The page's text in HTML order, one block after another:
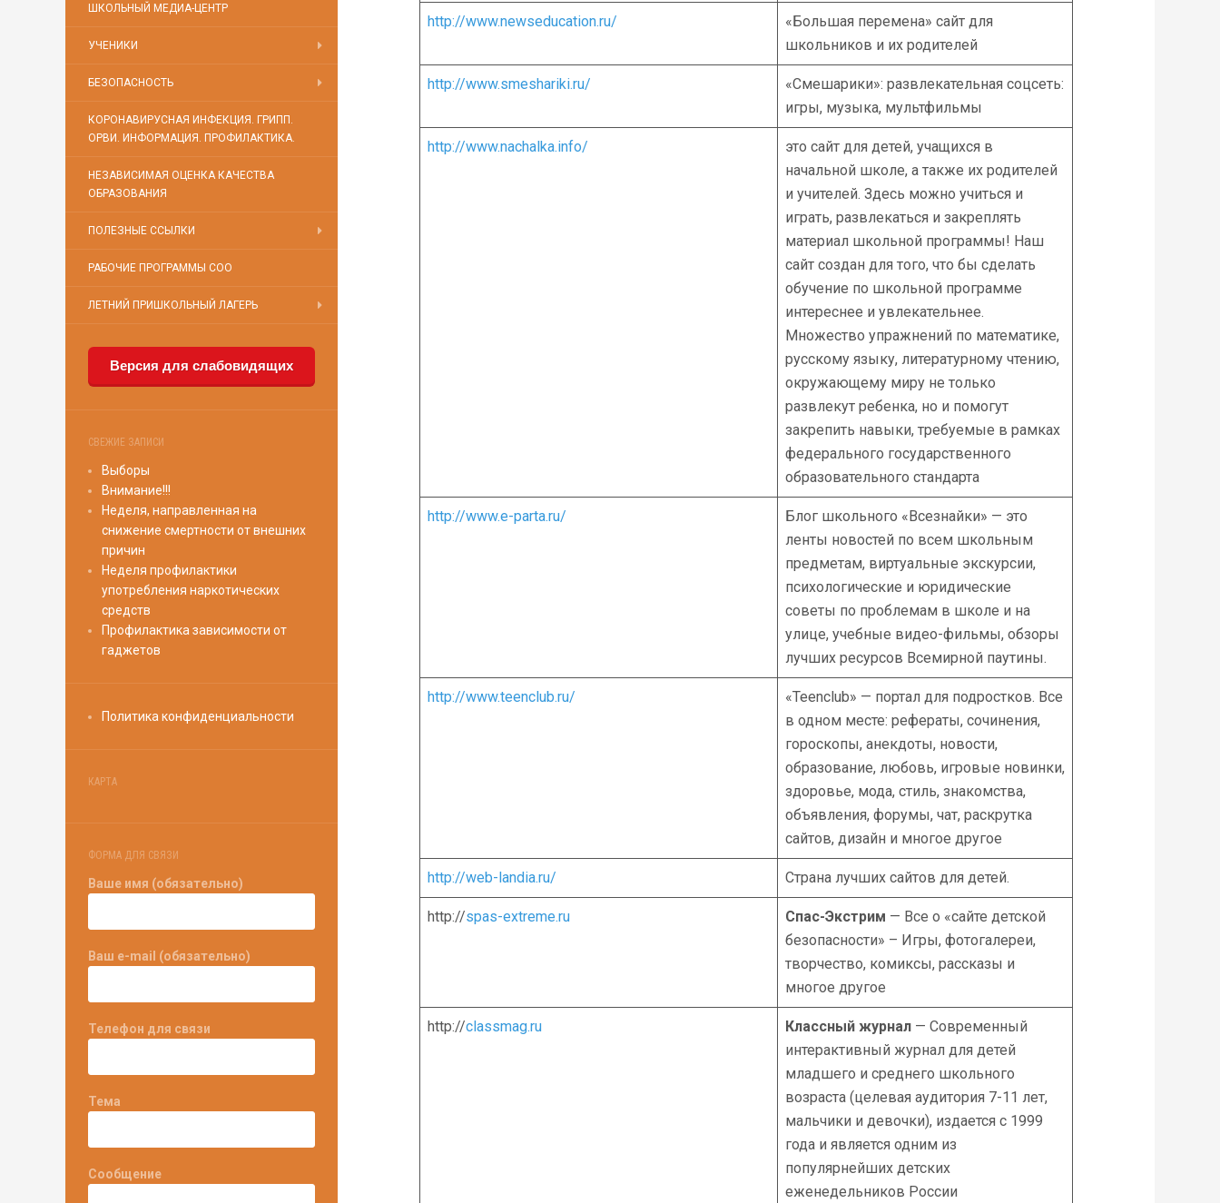
ШКОЛЬНЫЙ МЕДИА-ЦЕНТР
УЧЕНИКИ
БЕЗОПАСНОСТЬ
КОРОНАВИРУСНАЯ ИНФЕКЦИЯ. ГРИПП.
ОРВИ. ИНФОРМАЦИЯ. ПРОФИЛАКТИКА.
НЕЗАВИСИМАЯ ОЦЕНКА КАЧЕСТВА
ОБРАЗОВАНИЯ
ПОЛЕЗНЫЕ ССЫЛКИ
РАБОЧИЕ ПРОГРАММЫ СОО
ЛЕТНИЙ ПРИШКОЛЬНЫЙ ЛАГЕРЬ
Версия для слабовидящих
СВЕЖИЕ ЗАПИСИ
Выборы
Внимание!!!
Неделя, направленная на
снижение смертности от внешних
причин
Неделя профилактики
употребления наркотических
средств
Профилактика зависимости от
гаджетов
Политика конфиденциальности
КАРТА
ФОРМА ДЛЯ СВЯЗИ
Ваше имя (обязательно)
Ваш e-mail (обязательно)
Телефон для связи
Тема
Сообщение
http://www.newseducation.ru/
«Большая перемена» сайт для
школьников и их родителей
http://www.smeshariki.ru/
«Смешарики»: развлекательная соцсеть:
игры, музыка, мультфильмы
http://www.nachalka.info/
это сайт для детей, учащихся в
начальной школе, а также их родителей
и учителей. Здесь можно учиться и
играть, развлекаться и закреплять
материал школьной программы! Наш
сайт создан для того, что бы сделать
обучение по школьной программе
интереснее и увлекательнее.
Множество упражнений по математике,
русскому языку, литературному чтению,
окружающему миру не только
развлекут ребенка, но и помогут
закрепить навыки, требуемые в рамках
федерального государственного
образовательного стандарта
http://www.e-parta.ru/
Блог школьного «Всезнайки» — это
ленты новостей по всем школьным
предметам, виртуальные экскурсии,
психологические и юридические
советы по проблемам в школе и на
улице, учебные видео-фильмы, обзоры
лучших ресурсов Всемирной паутины.
http://www.teenclub.ru/
«Teenclub» — портал для подростков. Все
в одном месте: рефераты, сочинения,
гороскопы, анекдоты, новости,
образование, любовь, игровые новинки,
здоровье, мода, стиль, знакомства,
объявления, форумы, чат, раскрутка
сайтов, дизайн и многое другое
http://web-landia.ru/ Страна лучших сайтов для детей.
http://spas-extreme.ru Спас-Экстрим — Все о «сайте детской
безопасности» – Игры, фотогалереи,
творчество, комиксы, рассказы и
многое другое
http://classmag.ru Классный журнал — Современный
интерактивный журнал для детей
младшего и среднего школьного
возраста (целевая аудитория 7-11 лет,
мальчики и девочки), издается с 1999
года и является одним из
популярнейших детских
еженедельников России